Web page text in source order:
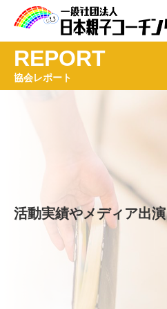
REPORT
協会レポート
活動実績やメディア出演